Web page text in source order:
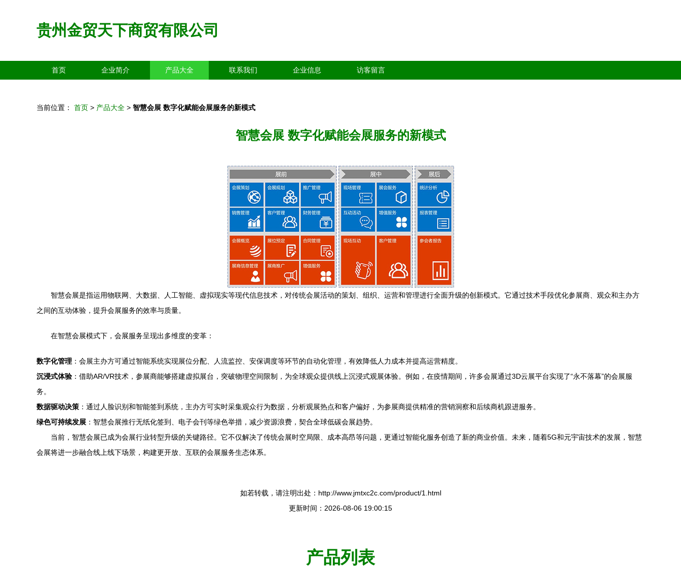
贵州金贸天下商贸有限公司
首页 企业简介 产品大全 联系我们 企业信息 访客留言
当前位置： 首页 > 产品大全 > 智慧会展 数字化赋能会展服务的新模式
智慧会展 数字化赋能会展服务的新模式
智慧会展是指运用物联网、大数据、人工智能、虚拟现实等现代信息技术，对传统会展活动的策划、组织、运营和管理进行全面升级的创新模式。它通过技术手段优化参展商、观众和主办方
之间的互动体验，提升会展服务的效率与质量。
在智慧会展模式下，会展服务呈现出多维度的变革：
数字化管理 ：会展主办方可通过智能系统实现展位分配、人流监控、安保调度等环节的自动化管理，有效降低人力成本并提高运营精度。
沉浸式体验 ：借助AR/VR技术，参展商能够搭建虚拟展台，突破物理空间限制，为全球观众提供线上沉浸式观展体验。例如，在疫情期间，许多会展通过3D云展平台实现了“永不落幕”的会展服
务。
数据驱动决策 ：通过人脸识别和智能签到系统，主办方可实时采集观众行为数据，分析观展热点和客户偏好，为参展商提供精准的营销洞察和后续商机跟进服务。
绿色可持续发展 ：智慧会展推行无纸化签到、电子会刊等绿色举措，减少资源浪费，契合全球低碳会展趋势。
当前，智慧会展已成为会展行业转型升级的关键路径。它不仅解决了传统会展时空局限、成本高昂等问题，更通过智能化服务创造了新的商业价值。未来，随着5G和元宇宙技术的发展，智慧
会展将进一步融合线上线下场景，构建更开放、互联的会展服务生态体系。
如若转载，请注明出处：http://www.jmtxc2c.com/product/1.html
更新时间：2026-08-06 19:00:15
产品列表